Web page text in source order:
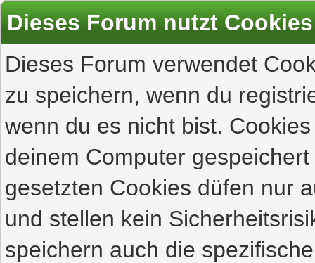
Dieses Forum nutzt Cookies
Dieses Forum verwendet
zu speichern, wenn du
wenn du es nicht bist.
deinem Computer
gesetzten Cookies düfen nur
und stellen kein
speichern auch die